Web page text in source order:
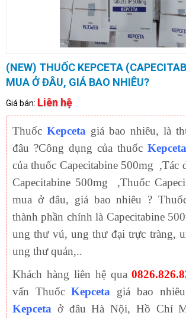
(NEW) THUỐC KEPCETA
MUA Ở ĐÂU, GIÁ BAO NHIÊU?
Giá bán: Liên hệ
Thuốc Kepceta giá bao nhiêu, là
đâu ?Công dụng của thuốc Kepceta
của thuốc Capecitabine 500mg ,Tác
Capecitabine 500mg ,Thuốc
mua ở đâu, giá bao nhiêu ?
thành phần chính là Capecitabine
ung thư vú, ung thư đại trực tràng,
ung thư quản,..
Khách hàng liên hệ qua
vấn ThuốcKepceta
giá bao
Kepceta ở đâu Hà Nội, Hồ Chí